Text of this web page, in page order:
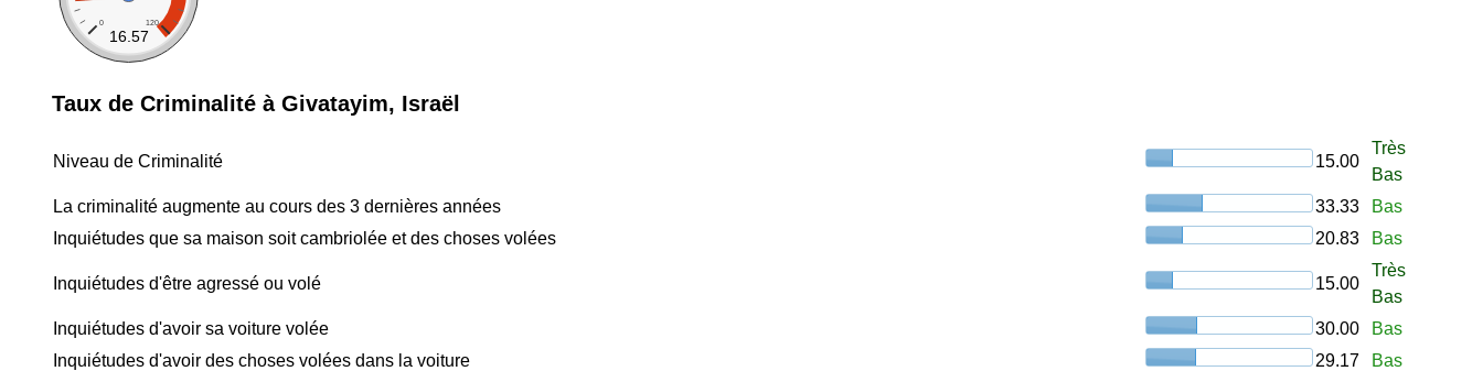
0 120
16.57
Taux de Criminalité à Givatayim, Israël
Niveau de Criminalité 15.00
Très
Bas
La criminalité augmente au cours des 3 dernières années
33.33
Bas
Inquiétudes que sa maison soit cambriolée et des choses volées
20.83 Bas
Inquiétudes d'être agressé ou volé 15.00
Très
Bas
Inquiétudes d'avoir sa voiture volée
30.00
Bas
Inquiétudes d'avoir des choses volées dans la voiture
29.17 Bas